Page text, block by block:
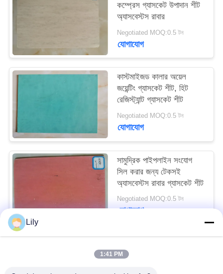
সাইট
ম্যাপ
PRIVACY
POLICY
কম্প্রেস গ্যাসকেট উপাদান শীট
অ্যাসবেস্টস রাবার
Negotiated MOQ:0.5 টন
যোগাযোগ
কাস্টমাইজড কালার অয়েল
জয়েন্টিং গ্যাসকেট শীট, হিট
রেজিস্ট্যান্ট গ্যাসকেট শীট
Negotiated MOQ:0.5 টন
যোগাযোগ
সামুদ্রিক পাইপলাইন সংযোগ
সিল করার জন্য টেকসই
অ্যাসবেস্টস রাবার গ্যাসকেট শীট
Negotiated MOQ:0.5 টন
যোগাযোগ
Lily
1:41 PM